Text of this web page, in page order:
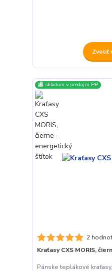
Zvoliť
🏬 skladom v predajni PP
2
Kraťasy CXS MORIS,
Pánske teplákové